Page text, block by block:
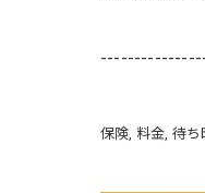
保険 料金 待ち